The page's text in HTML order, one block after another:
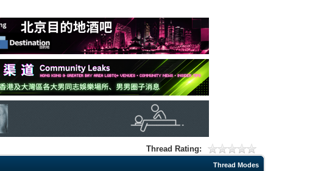
Thread Rating:
Thread Modes